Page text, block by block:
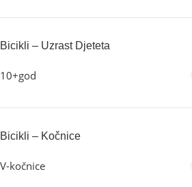
Bicikli – Uzrast Djeteta
10+god
Bicikli – Kočnice
V-kočnice